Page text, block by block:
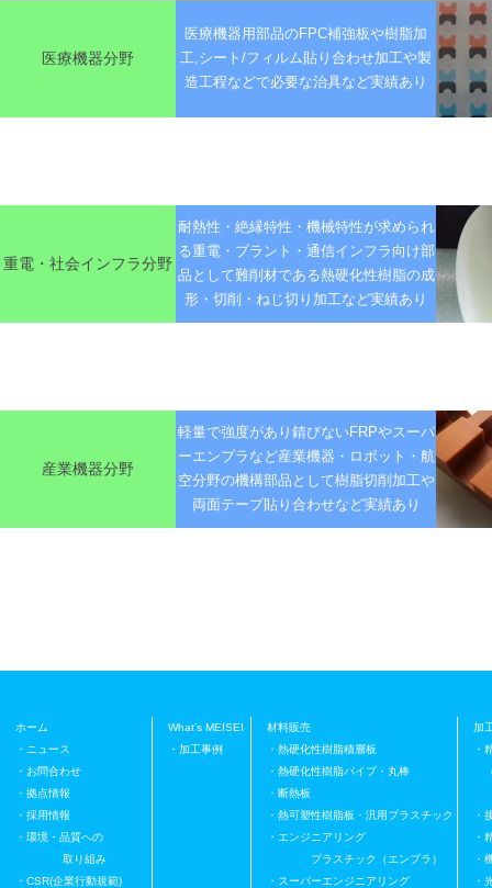
医療機器分野
医療機器用部品のFPC補強板や樹脂加
工,シート/フィルム貼り合わせ加工や製
造工程などで必要な治具など実績あり
重電・社会インフラ分野
耐熱性・絶縁特性・機械特性が求められ
る重電・プラント・通信インフラ向け部
品として難削材である熱硬化性樹脂の成
形・切削・ねじ切り加工など実績あり
産業機器分野
軽量で強度があり錆びないFRPやスーパ
ーエンプラなど産業機器・ロボット・航
空分野の機構部品として樹脂切削加工や
両面テープ貼り合わせなど実績あり
ホーム
・ニュース
・お問合わせ
・拠点情報
・採用情報
・環境・品質への
取り組み
・CSR(企業行動規範)
What’s MEISEI
・加工事例
材料販売
・熱硬化性樹脂積層板
・熱硬化性樹脂パイプ・丸棒
・断熱板
・熱可塑性樹脂板・汎用プラスチック
・エンジニアリング
プラスチック（エンプラ）
・スーパーエンジニアリング
加
・
・
・
・
・